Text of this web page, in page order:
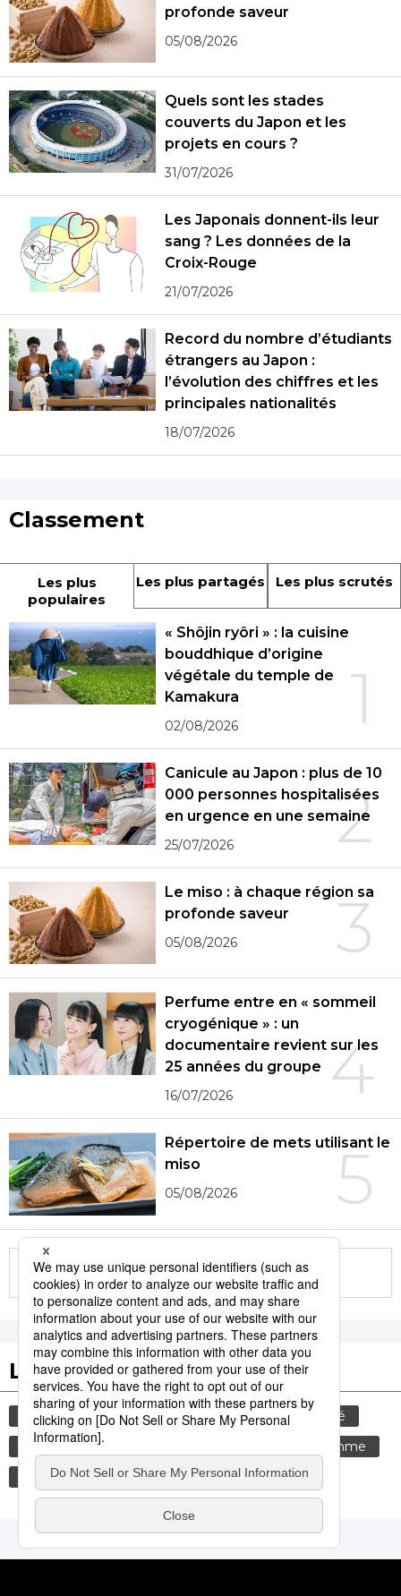
profonde saveur
05/08/2026
Quels sont les stades
couverts du Japon et les
projets en cours ?
31/07/2026
Les Japonais donnent-ils leur
sang ? Les données de la
Croix-Rouge
21/07/2026
Record du nombre d’étudiants
étrangers au Japon :
l’évolution des chiffres et les
principales nationalités
18/07/2026
Classement
Les plus
populaires
Les plus partagés Les plus scrutés
1
« Shôjin ryôri » : la cuisine
bouddhique d’origine
végétale du temple de
Kamakura
02/08/2026
2
Canicule au Japon : plus de 10
000 personnes hospitalisées
en urgence en une semaine
25/07/2026
3
Le miso : à chaque région sa
profonde saveur
05/08/2026
4
Perfume entre en « sommeil
cryogénique » : un
documentaire revient sur les
25 années du groupe
16/07/2026
5
Répertoire de mets utilisant le
miso
05/08/2026
More in this series
Les tags populaires
histoire gastronomie culture
société
tourisme
femme
sexe